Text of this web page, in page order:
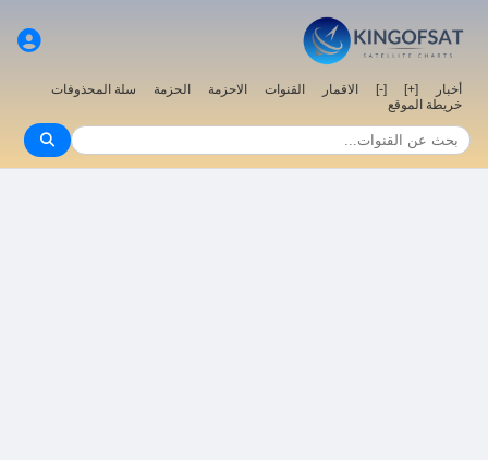
أخبار [+]
[-] الاقمار القنوات الاحزمة الحزمة
سلة المحذوفات
خريطة الموقع